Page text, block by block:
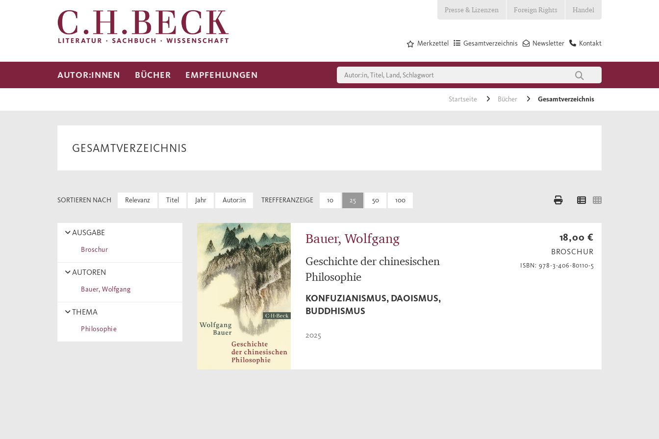
Presse & Lizenzen Foreign Rights Handel
Kontakt
Newsletter
Gesamtverzeichnis
Merkzettel
AUTOR:INNEN BÜCHER EMPFEHLUNGEN
Startseite Bücher Gesamtverzeichnis
GESAMTVERZEICHNIS
SORTIEREN NACH Relevanz Titel Jahr Autor:in TREFFERANZEIGE 10 25 50 100
AUSGABE
Broschur
AUTOREN
Bauer, Wolfgang
THEMA
Philosophie
Bauer, Wolfgang
Geschichte der chinesischen
Philosophie
KONFUZIANISMUS, DAOISMUS,
BUDDHISMUS
2025
18,00 €
BROSCHUR
ISBN: 978-3-406-80110-5